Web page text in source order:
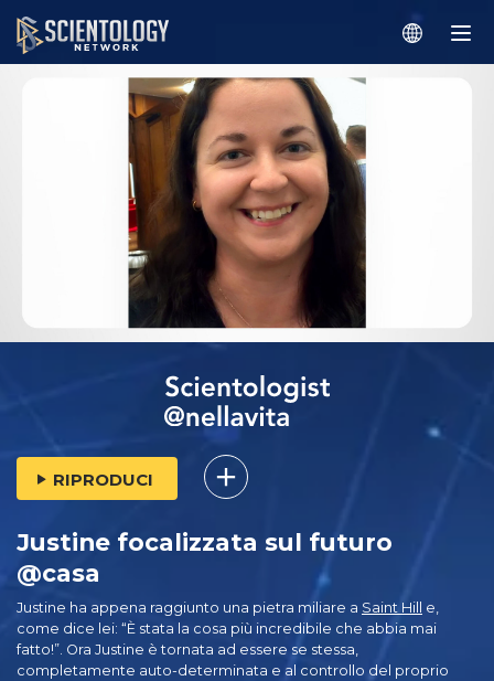
RIPRODUCI
Justine focalizzata sul futuro
@casa
Justine ha appena raggiunto una pietra miliare a Saint Hill
e,
come dice lei: “È stata la cosa più incredibile che abbia mai
fatto!”. Ora Justine è tornata ad essere se stessa,
completamente auto-determinata e al controllo del proprio